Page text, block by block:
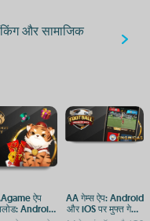
और सामाजिक
ऐप
Android
AA गेम्स ऐप: Android
और iOS पर मुफ्त गेमिंग